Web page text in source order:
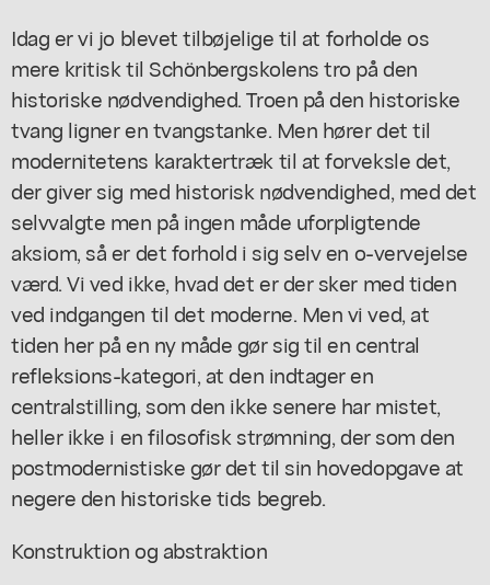
Idag er vi jo blevet tilbøjelige til at forholde os
mere kritisk til Schönbergskolens tro på den
historiske nødvendighed. Troen på den historiske
tvang ligner en tvangstanke. Men hører det til
modernitetens karaktertræk til at forveksle det,
der giver sig med historisk nødvendighed, med det
selvvalgte men på ingen måde uforpligtende
aksiom, så er det forhold i sig selv en o-vervejelse
værd. Vi ved ikke, hvad det er der sker med tiden
ved indgangen til det moderne. Men vi ved, at
tiden her på en ny måde gør sig til en central
refleksions-kategori, at den indtager en
centralstilling, som den ikke senere har mistet,
heller ikke i en filosofisk strømning, der som den
postmodernistiske gør det til sin hovedopgave at
negere den historiske tids begreb.
Konstruktion og abstraktion